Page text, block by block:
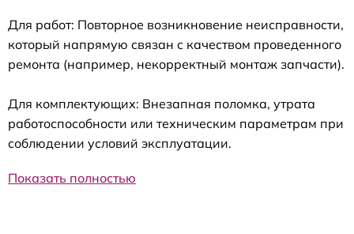
Для работ: Повторное возникновение неисправности,
который напрямую связан с качеством проведенного
ремонта (например, некорректный монтаж запчасти).
Для комплектующих: Внезапная поломка, утрата
работоспособности или техническим параметрам при
соблюдении условий эксплуатации.
Показать полностью